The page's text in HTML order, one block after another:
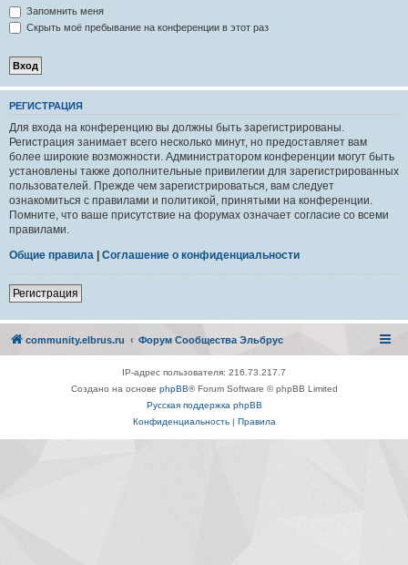
Запомнить меня
Скрыть моё пребывание на конференции в этот раз
РЕГИСТРАЦИЯ
Для входа на конференцию вы должны быть зарегистрированы.
Регистрация занимает всего несколько минут, но предоставляет вам
более широкие возможности. Администратором конференции могут быть
установлены также дополнительные привилегии для зарегистрированных
пользователей. Прежде чем зарегистрироваться, вам следует
ознакомиться с правилами и политикой, принятыми на конференции.
Помните, что ваше присутствие на форумах означает согласие со всеми
правилами.
Общие правила | Соглашение о конфиденциальности
Регистрация
community.elbrus.ru Форум Сообщества Эльбрус
IP-адрес пользователя: 216.73.217.7
Создано на основе phpBB® Forum Software © phpBB Limited
Русская поддержка phpBB
Конфиденциальность| Правила